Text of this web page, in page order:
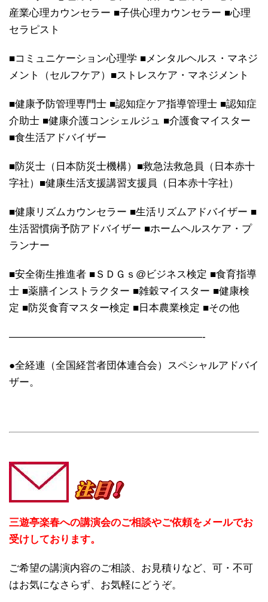
産業心理カウンセラー ■子供心理カウンセラー ■心理
セラピスト
■コミュニケーション心理学 ■メンタルヘルス・マネジ
メント（セルフケア）■ストレスケア・マネジメント
■健康予防管理専門士 ■認知症ケア指導管理士 ■認知症
介助士 ■健康介護コンシェルジュ ■介護食マイスター
■食生活アドバイザー
■防災士（日本防災士機構）■救急法救急員（日本赤十
字社）■健康生活支援講習支援員（日本赤十字社）
■健康リズムカウンセラー ■生活リズムアドバイザー ■
生活習慣病予防アドバイザー ■ホームヘルスケア・プ
ランナー
■安全衛生推進者 ■ＳＤＧｓ@ビジネス検定 ■食育指導
士 ■薬膳インストラクター ■雑穀マイスター ■健康検
定 ■防災食育マスター検定 ■日本農業検定 ■その他
———————————————————-
●全経連（全国経営者団体連合会）スペシャルアドバイ
ザー。
三遊亭楽春への講演会のご相談やご依頼をメールでお
受けしております。
ご希望の講演内容のご相談、お見積りなど、可・不可
はお気になさらず、お気軽にどうぞ。